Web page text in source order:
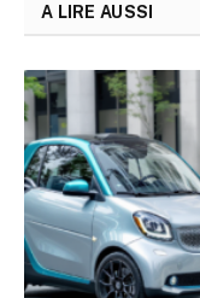
A LIRE AUSSI